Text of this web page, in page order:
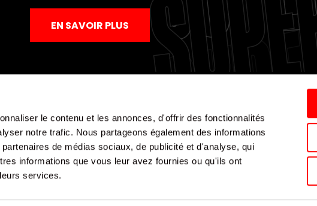
le contenu et les annonces, d'offrir des fonctionnalités
notre trafic. Nous partageons également des informations
de médias sociaux, de publicité et d'analyse, qui
informations que vous leur avez fournies ou qu'ils ont
services.
EN SAVOIR PLUS
légales Politique de confidentialité CGV Politique de cookies